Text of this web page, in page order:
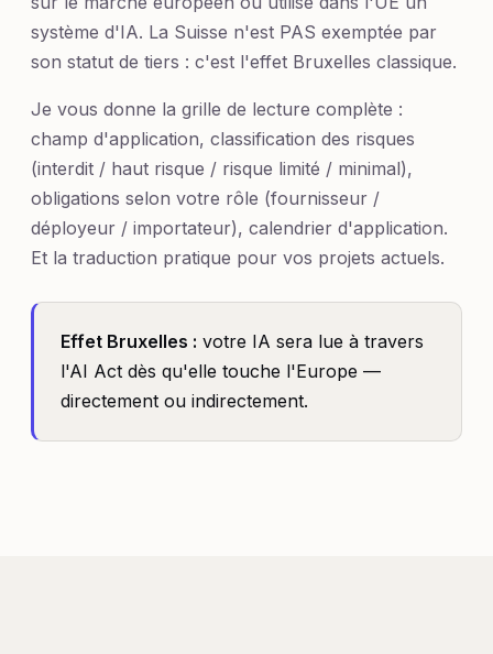
système d'IA. La Suisse n'est PAS exemptée par
son statut de tiers : c'est l'effet Bruxelles classique.
Je vous donne la grille de lecture complète :
champ d'application, classification des risques
(interdit / haut risque / risque limité / minimal),
obligations selon votre rôle (fournisseur /
déployeur / importateur), calendrier d'application.
Et la traduction pratique pour vos projets actuels.
Effet Bruxelles : votre IA sera lue à travers
l'AI Act dès qu'elle touche l'Europe —
directement ou indirectement.